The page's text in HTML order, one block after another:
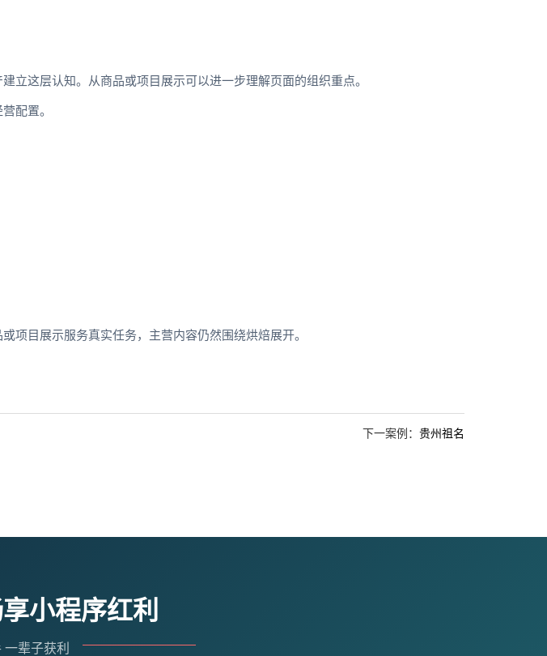
立这层认知。从商品或项目展示可以进一步理解页面的组织重点。
配置。
项目展示服务真实任务，主营内容仍然围绕烘焙展开。
下一案例： 贵州祖名
小程序红利
一辈子获利